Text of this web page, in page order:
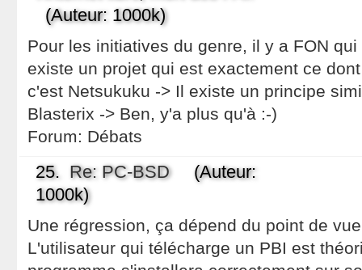
(Auteur: 1000k)
Pour les initiatives du genre, il y a FON
existe un projet qui est exactement ce
c'est Netsukuku -> Il existe un principe
Blasterix -> Ben, y'a plus qu'à :-)
Forum: Débats
25. Re: PC-BSD(Auteur:
1000k)
Une régression, ça dépend du point de
L'utilisateur qui télécharge un PBI est